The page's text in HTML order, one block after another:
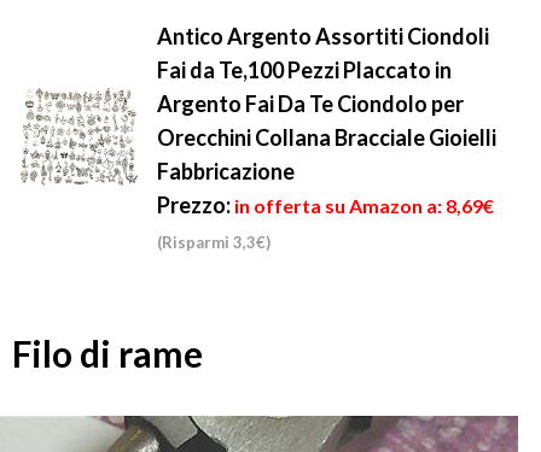
Antico Argento Assortiti Ciondoli
Fai da Te,100 Pezzi Placcato in
Argento Fai Da Te Ciondolo per
Orecchini Collana Bracciale Gioielli
Fabbricazione
Prezzo: in offerta su Amazon a: 8,69€
(Risparmi 3,3€)
Filo di rame